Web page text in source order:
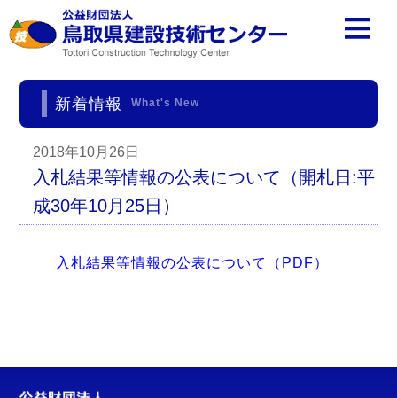
新着情報 What's New
2018年10月26日
入札結果等情報の公表について（開札日:平
成30年10月25日）
入札結果等情報の公表について（PDF）